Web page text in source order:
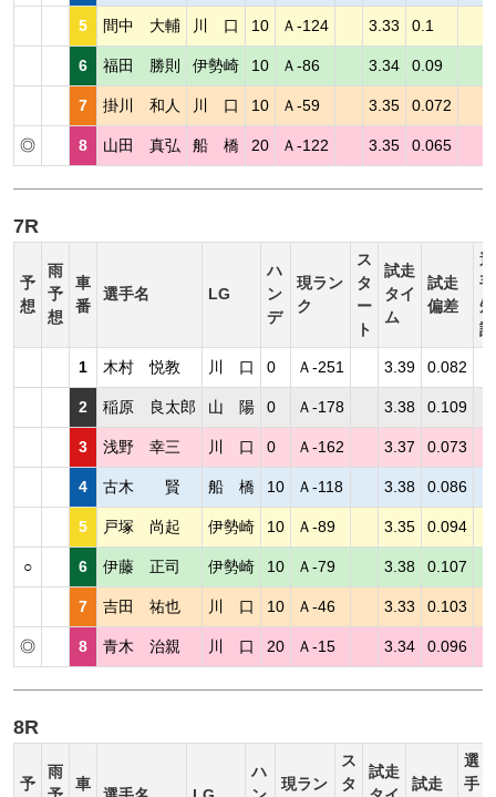
5 間中 大輔 川 口 10 Ａ-124 3.33 0.1
6 福田 勝則 伊勢崎 10 Ａ-86 3.34 0.09
7 掛川 和人 川 口 10 Ａ-59 3.35 0.072
◎ 8 山田 真弘 船 橋 20 Ａ-122 3.35 0.065
7R
予
想
雨
予
想
車
番
選手名 LG
ハ
ン
デ
現ラン
ク
ス
タ
ー
ト
試走
タイ
ム
試走
偏差
選
手
短
評
1 木村 悦教 川 口 0 Ａ-251 3.39 0.082
2 稲原 良太郎 山 陽 0 Ａ-178 3.38 0.109
3 浅野 幸三 川 口 0 Ａ-162 3.37 0.073
4 古木 賢 船 橋 10 Ａ-118 3.38 0.086
5 戸塚 尚起 伊勢崎 10 Ａ-89 3.35 0.094
○ 6 伊藤 正司 伊勢崎 10 Ａ-79 3.38 0.107
7 吉田 祐也 川 口 10 Ａ-46 3.33 0.103
◎ 8 青木 治親 川 口 20 Ａ-15 3.34 0.096
8R
予
雨
車
ハ
現ラン
ス
タ
試走
試走
選
手